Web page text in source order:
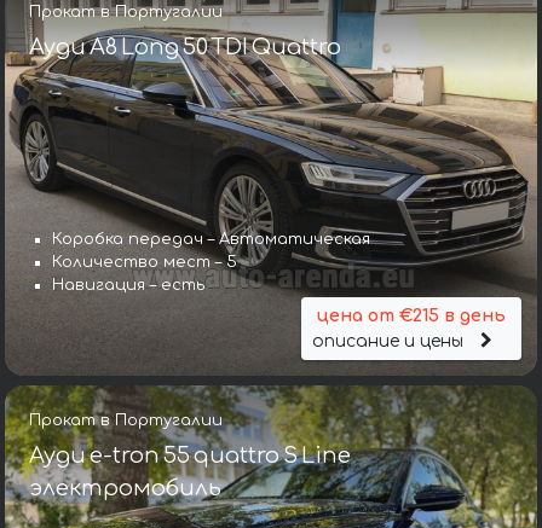
Прокат в Португалии
Ауди A8 Long 50 TDI Quattro
Коробка передач – Автоматическая
Количество мест – 5
Навигация – есть
цена от €215 в день
описание и цены
Прокат в Португалии
Ауди e-tron 55 quattro S Line
электромобиль